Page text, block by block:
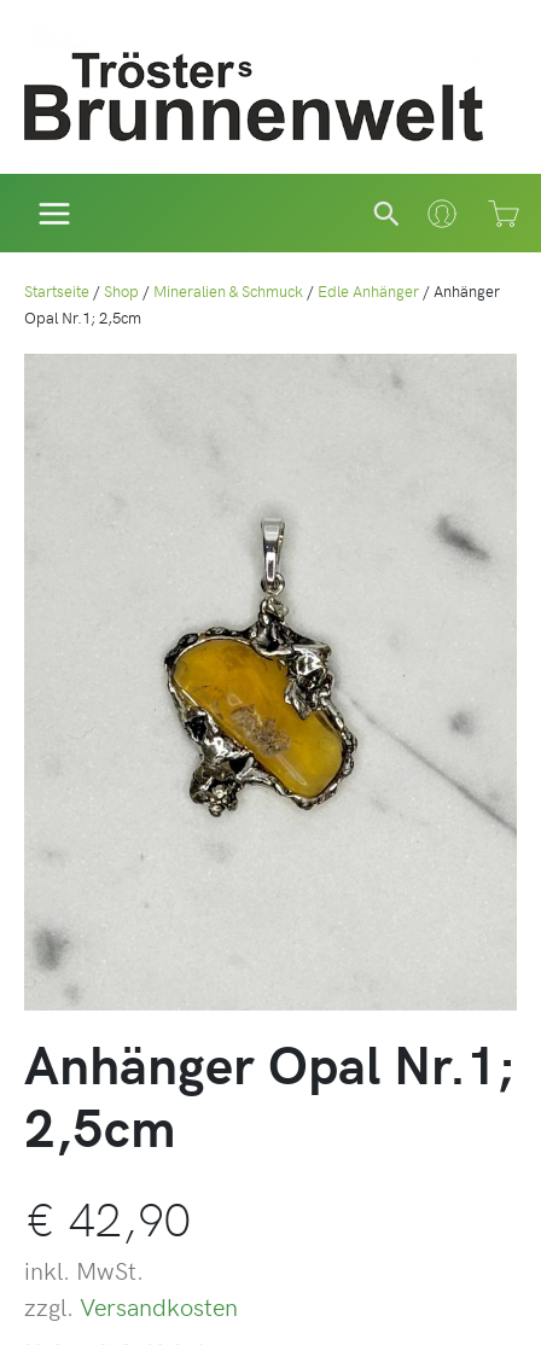
Suchen
Startseite /Shop / Mineralien & Schmuck / Edle Anhänger /Anhänger
Opal Nr.1; 2,5cm
Anhänger Opal Nr.1;
2,5cm
€ 42,90
inkl. MwSt.
zzgl. Versandkosten